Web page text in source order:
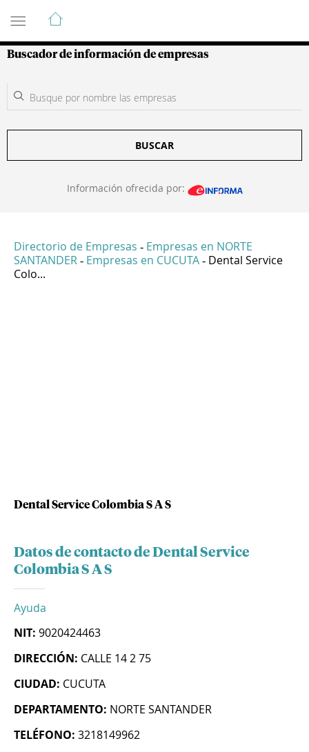
Guía de Empresas Colombianas
Buscador de información de empresas
BUSCAR
Información ofrecida por:
Directorio de Empresas - Empresas en NORTE
SANTANDER - Empresas en CUCUTA - Dental Service
Colo...
Dental Service Colombia S A S
Datos de contacto de Dental Service
Colombia S A S
Ayuda
NIT: 9020424463
DIRECCIÓN: CALLE 14 2 75
CIUDAD: CUCUTA
DEPARTAMENTO: NORTE SANTANDER
TELÉFONO: 3218149962